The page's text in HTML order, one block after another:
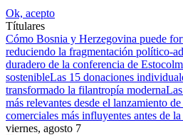
Ok, acepto
Títulares
Cómo Bosnia y Herzegovina puede
reduciendo la fragmentación político-
duradero de la conferencia de
sostenibleLas 15 donaciones
transformado la filantropía moderna
más relevantes desde el lanzamiento
comerciales más influyentes antes de
viernes, agosto 7